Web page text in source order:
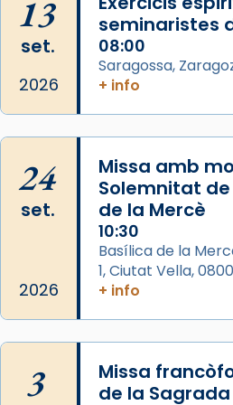
comitè organitzador de
del Sant Pare Lleó XIV a
col·laboradors, a la
L’arquebisbe de
📸 Dr. G. Simón
Photo
View on Facebook ·
Arquebisbat de
Memòria de les santes
Semproniana, verges i
Acompanyant la història
13
set.
2026
seminaristes
08:00
Saragossa,
+ info
24
set.
2026
Missa amb
Solemnitat de
de la Mercè
10:30
Basílica de la
1, Ciutat Vella,
+ info
3
Missa
de la